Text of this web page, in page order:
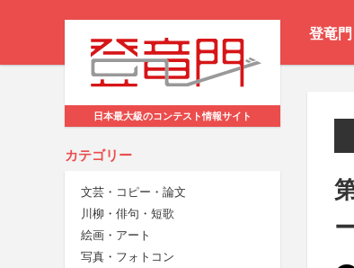
登竜
日本最大級のコンテスト情報サイト
カテゴリー
文芸・コピー・論文
川柳・俳句・短歌
絵画・アート
写真・フォトコン